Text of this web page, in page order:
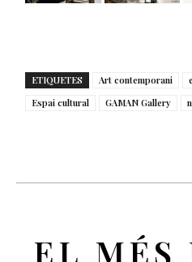
ETIQUETES Art contemporani
Espai cultural
GAMAN Gallery
EL MÉS